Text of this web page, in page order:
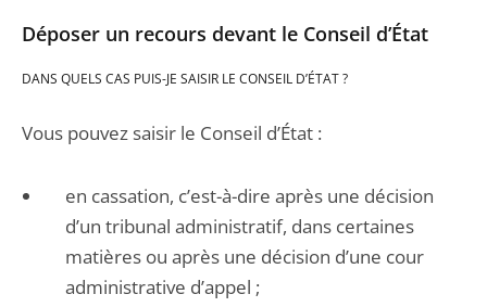
Déposer un recours devant le Conseil d’État
DANS QUELS CAS PUIS-JE SAISIR LE CONSEIL D’ÉTAT ?
Vous pouvez saisir le Conseil d’État :
en cassation, c’est-à-dire après une décision
d’un tribunal administratif, dans certaines
matières ou après une décision d’une cour
administrative d’appel ;